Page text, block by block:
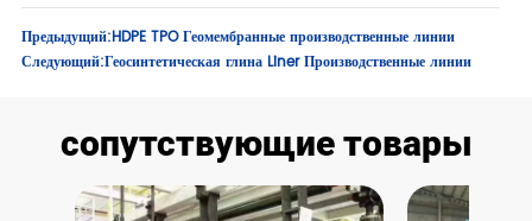
Предыдущий:HDPE TPO Геомембранные производственные линии
Следующий:Геосинтетическая глина Liner Производственные линии
сопутствующие товары